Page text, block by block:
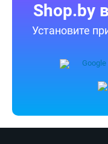
Shop.by
Установите